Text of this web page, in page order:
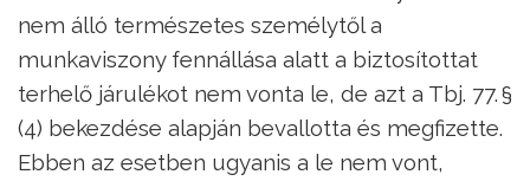
nem álló természetes személytől a
munkaviszony fennállása alatt a biztosítottat
terhelő járulékot nem vonta le, de azt a Tbj. 77. §
(4) bekezdése alapján bevallotta és megfizette.
Ebben az esetben ugyanis a le nem vont,